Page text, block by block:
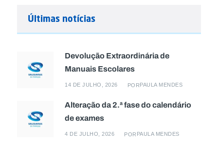
Últimas notícias
Devolução Extraordinária de
Manuais Escolares
14 DE JULHO, 2026 PORPAULA MENDES
Alteração da 2.ª fase do calendário
de exames
4 DE JULHO, 2026 POR PAULA MENDES